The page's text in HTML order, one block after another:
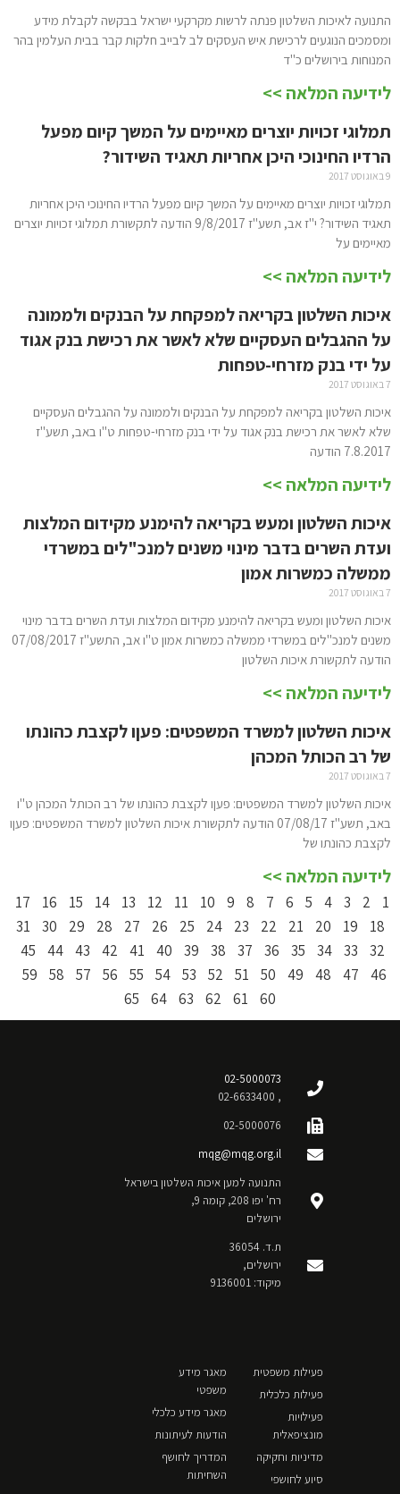
התנועה לאיכות השלטון פנתה לרשות מקרקעי ישראל בבקשה לקבלת מידע
ומסמכים הנוגעים לרכישת איש העסקים לב לבייב חלקות קבר בבית העלמין בהר
המנוחות בירושלים כ"ד
לידיעה המלאה >>
תמלוגי זכויות יוצרים מאיימים על המשך קיום מפעל
הרדיו החינוכי היכן אחריות תאגיד השידור?
9 באוגוסט 2017
תמלוגי זכויות יוצרים מאיימים על המשך קיום מפעל הרדיו החינוכי היכן אחריות
תאגיד השידור? י"ז אב, תשע"ז 9/8/2017 הודעה לתקשורת תמלוגי זכויות יוצרים
מאיימים על
לידיעה המלאה >>
איכות השלטון בקריאה למפקחת על הבנקים ולממונה
על ההגבלים העסקיים שלא לאשר את רכישת בנק אגוד
על ידי בנק מזרחי-טפחות
7 באוגוסט 2017
איכות השלטון בקריאה למפקחת על הבנקים ולממונה על ההגבלים העסקיים
שלא לאשר את רכישת בנק אגוד על ידי בנק מזרחי-טפחות ט"ו באב, תשע"ז
7.8.2017 הודעה
לידיעה המלאה >>
איכות השלטון ומעש בקריאה להימנע מקידום המלצות
ועדת השרים בדבר מינוי משנים למנכ"לים במשרדי
ממשלה כמשרות אמון
7 באוגוסט 2017
איכות השלטון ומעש בקריאה להימנע מקידום המלצות ועדת השרים בדבר מינוי
משנים למנכ"לים במשרדי ממשלה כמשרות אמון ט"ו אב, התשע"ז 07/08/2017
הודעה לתקשורת איכות השלטון
לידיעה המלאה >>
איכות השלטון למשרד המשפטים: פעןו לקצבת כהונתו
של רב הכותל המכהן
7 באוגוסט 2017
איכות השלטון למשרד המשפטים: פעןו לקצבת כהונתו של רב הכותל המכהן ט"ו
באב, תשע"ז 07/08/17 הודעה לתקשורת איכות השלטון למשרד המשפטים: פעןו
לקצבת כהונתו של
לידיעה המלאה >>
1
2
3
4
5
6
7
8
9
10
11
12
13
14
15
16
17
18
19
20
21
22
23
24
25
26
27
28
29
30
31
32
33
34
35
36
37
38
39
40
41
42
43
44
45
46
47
48
49
50
51
52
53
54
55
56
57
58
59
60
61
62
63
64
65
02-5000073
, 02-6633400
02-5000076
mqg@mqg.org.il
התנועה למען איכות השלטון בישראל
רח' יפו 208, קומה 9,
ירושלים
ת.ד. 36054
ירושלים,
מיקוד: 9136001
פעילות משפטית
פעילות כלכלית
פעילויות
מונציפאלית
מדיניות וחקיקה
סיוע לחושפי
מאגר מידע
משפטי
מאגר מידע כלכלי
הודעות לעיתונות
המדריך לחושף
השחיתות